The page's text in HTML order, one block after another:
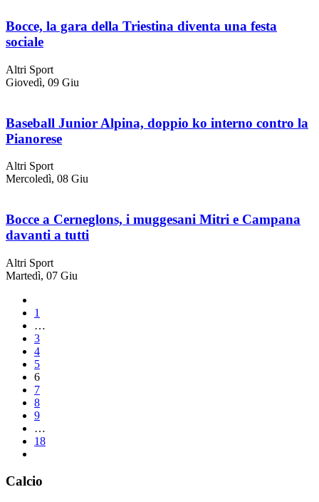
Bocce, la gara della Triestina diventa una festa
sociale
Altri Sport
Giovedì, 09 Giu
Baseball Junior Alpina, doppio ko interno contro la
Pianorese
Altri Sport
Mercoledì, 08 Giu
Bocce a Cerneglons, i muggesani Mitri e Campana
davanti a tutti
Altri Sport
Martedì, 07 Giu
1
…
3
4
5
6
7
8
9
…
18
Calcio